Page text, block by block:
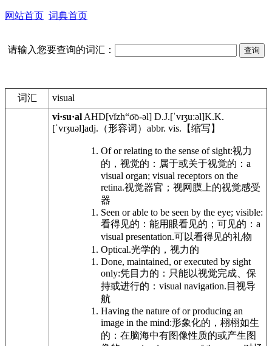
网站首页 词典首页
请输入您要查询的词汇：
词汇 visual
vi·su·al AHD[vĭzh“o͞o-əl] D.J.[ˈvɪʒuːəl]K.K.
[ˈvɪʒuəl]adj. （形容词） abbr. vis. 【缩写】
Of or relating to the sense of sight:视力
的，视觉的：属于或关于视觉的： a
visual organ; visual receptors on the
retina.视觉器官；视网膜上的视觉感受
器
Seen or able to be seen by the eye; visible:
看得见的：能用眼看见的；可见的： a
visual presentation.可以看得见的礼物
Optical.光学的，视力的
Done, maintained, or executed by sight
only:凭目力的：只能以视觉完成、保
持或进行的： visual navigation. 目视导
航
Having the nature of or producing an
image in the mind:形象化的，栩栩如生
的：在脑海中有图像性质的或产生图